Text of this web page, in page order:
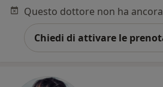
Chiedi di attivare le